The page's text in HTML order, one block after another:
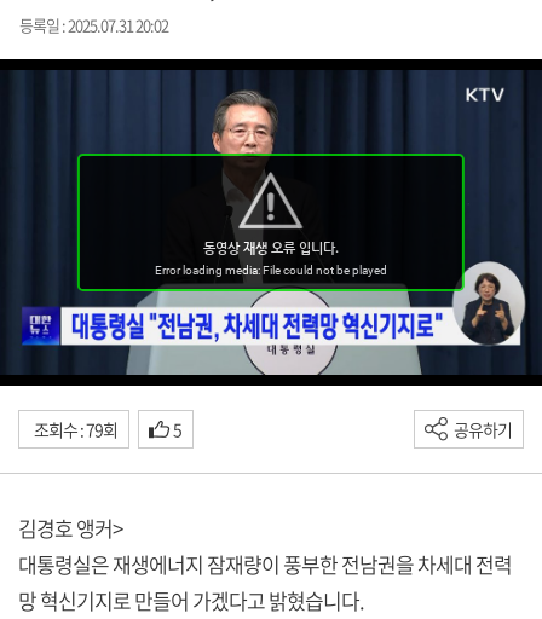
등록일 : 2025.07.31 20:02
조회수 : 79회 5 공유하기
김경호 앵커>
대통령실은 재생에너지 잠재량이 풍부한 전남권을 차세대 전력
망 혁신기지로 만들어 가겠다고 밝혔습니다.